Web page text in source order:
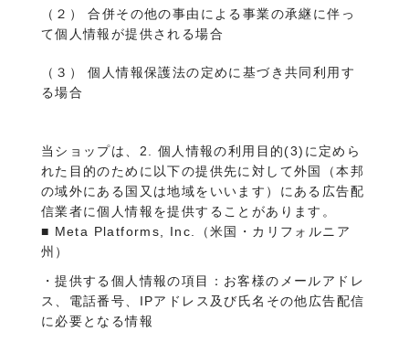
（２） 合併その他の事由による事業の承継に伴っ
て個人情報が提供される場合
（３） 個人情報保護法の定めに基づき共同利用す
る場合
当ショップは、2. 個人情報の利用目的(3)に定めら
れた目的のために以下の提供先に対して外国（本邦
の域外にある国又は地域をいいます）にある広告配
信業者に個人情報を提供することがあります。
■ Meta Platforms, Inc.（米国・カリフォルニア
州）
・提供する個人情報の項目：お客様のメールアドレ
ス、電話番号、IPアドレス及び氏名その他広告配信
に必要となる情報